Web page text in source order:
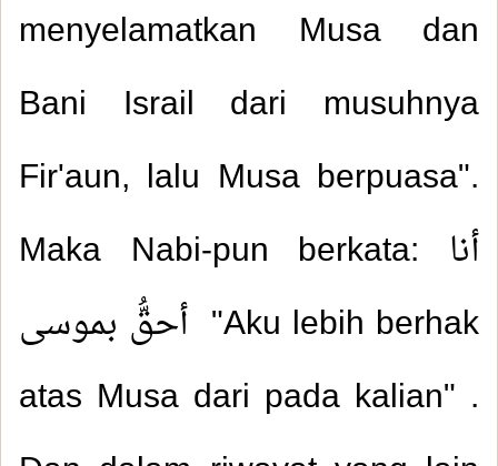
menyelamatkan Musa dan
Bani Israil dari musuhnya
Fir'aun, lalu Musa berpuasa".
Maka Nabi-pun berkata: أنا
أحقُّ بموسى "Aku lebih berhak
atas Musa dari pada kalian" .